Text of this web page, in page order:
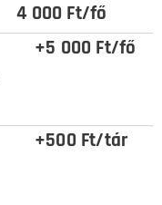
4 000 Ft/fő
+5 000 Ft/fő
+500 Ft/tár